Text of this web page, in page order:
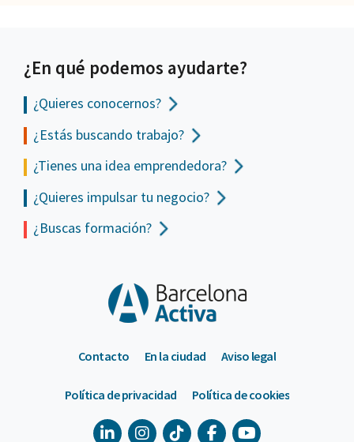
¿En qué podemos ayudarte?
¿Quieres conocernos?
¿Estás buscando trabajo?
¿Tienes una idea emprendedora?
¿Quieres impulsar tu negocio?
¿Buscas formación?
Contacto En la ciudad Aviso legal
Política de privacidad Política de cookies